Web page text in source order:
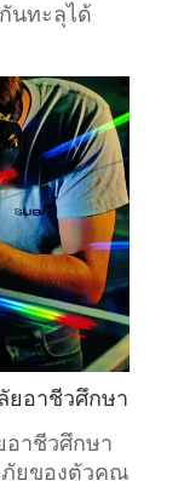
นทะลุได้
ยอาชีวศึกษา
อาชีวศึกษา
ภัยของตัวคุณ